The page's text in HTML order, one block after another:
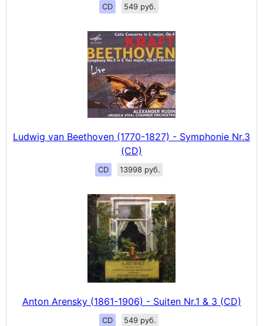
CD 549 руб.
Ludwig van Beethoven (1770-1827) - Symphonie Nr.3
(CD)
CD 13998 руб.
Anton Arensky (1861-1906) - Suiten Nr.1 & 3 (CD)
CD 549 руб.